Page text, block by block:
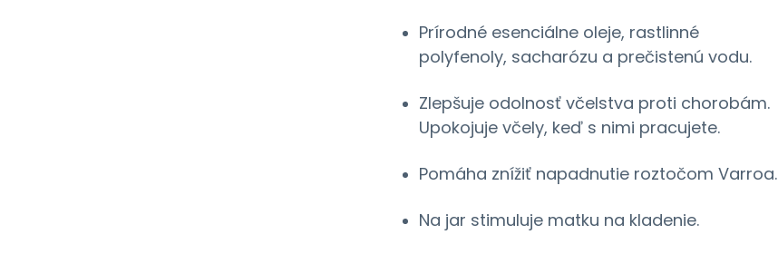
Prírodné esenciálne oleje, rastlinné
polyfenoly, sacharózu a prečistenú vodu.
Zlepšuje odolnosť včelstva proti chorobám.
Upokojuje včely, keď s nimi pracujete.
Pomáha znížiť napadnutie roztočom Varroa.
Na jar stimuluje matku na kladenie.